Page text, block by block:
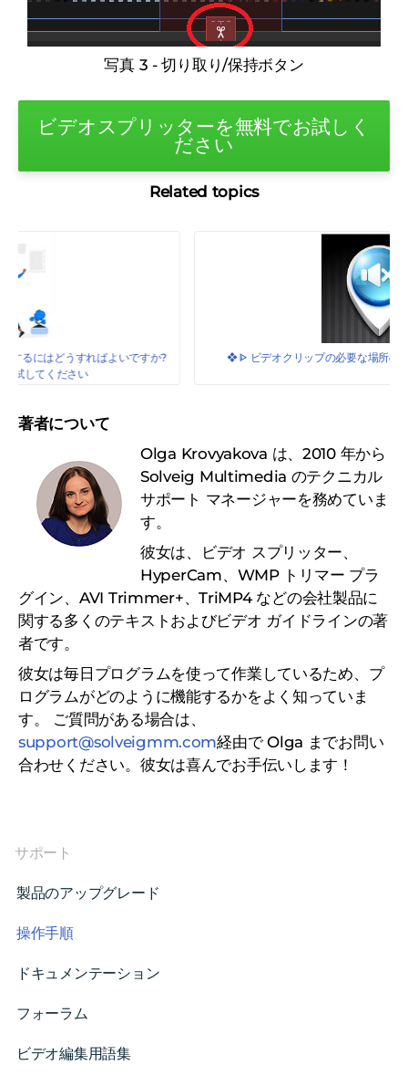
写真 3 - 切り取り/保持ボタン
ビデオスプリッターを無料でお試しく
ださい
Related topics
❖ ᐈ ビデオクリップの必要な場所のサウンドをミュートする方法
著者について
Olga Krovyakova は、2010 年から
Solveig Multimedia のテクニカル
サポート マネージャーを務めていま
す。
彼女は、ビデオ スプリッター、
HyperCam、WMP トリマー プラ
グイン、AVI Trimmer+、TriMP4 などの会社製品に
関する多くのテキストおよびビデオ ガイドラインの著
者です。
彼女は毎日プログラムを使って作業しているため、プ
ログラムがどのように機能するかをよく知っていま
す。
ご質問がある場合は、
support@solveigmm.com経由で Olga までお問い
合わせください。彼女は喜んでお手伝いします！
サポート
製品のアップグレード
操作手順
ドキュメンテーション
フォーラム
ビデオ編集用語集